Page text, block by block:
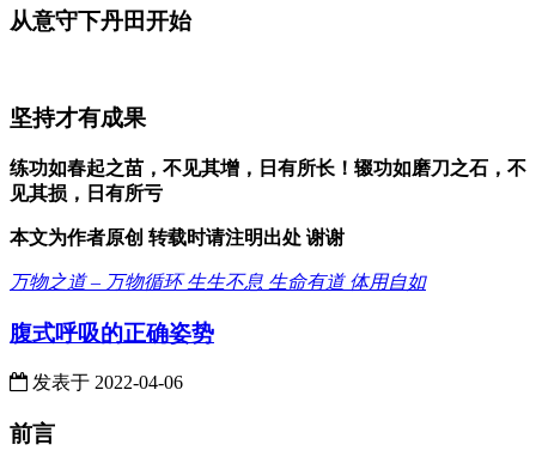
从意守下丹田开始
坚持才有成果
练功如春起之苗，不见其增，日有所长！辍功如磨刀之石，不
见其损，日有所亏
本文为作者原创 转载时请注明出处 谢谢
万物之道 – 万物循环 生生不息 生命有道 体用自如
腹式呼吸的正确姿势
发表于 2022-04-06
前言